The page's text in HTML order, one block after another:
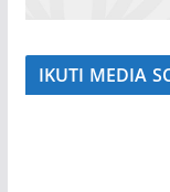
IKUTI MEDIA